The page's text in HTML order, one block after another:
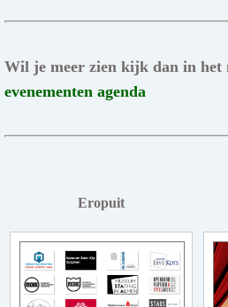
Wil je meer zien kijk dan in het
evenementen agenda
Eropuit